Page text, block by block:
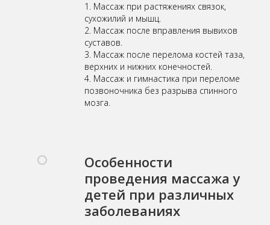
1. Массаж при растяжениях связок,
сухожилий и мышц.
2. Массаж после вправления вывихов
суставов.
3. Массаж после перелома костей таза,
верхних и нижних конечностей.
4. Массаж и гимнастика при переломе
позвоночника без разрыва спинного
мозга.
Особенности
проведения массажа у
детей при различных
заболеваниях